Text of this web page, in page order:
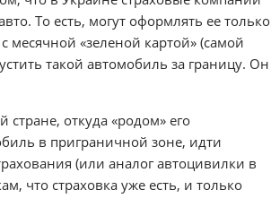
То есть, могут оформлять ее только
месячной «зеленой картой» (самой
такой автомобиль за границу. Он
откуда «родом» его
в приграничной зоне, идти
(или аналог автоцивилки в
что страховка уже есть, и только